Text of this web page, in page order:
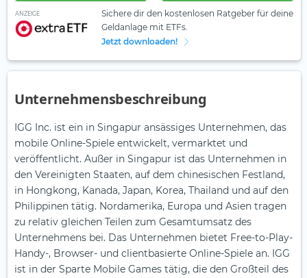
ANZEIGE
Sichere dir den kostenlosen Ratgeber für deine
Geldanlage mit ETFs.
Jetzt downloaden!
Unternehmensbeschreibung
IGG Inc. ist ein in Singapur ansässiges Unternehmen, das
mobile Online-Spiele entwickelt, vermarktet und
veröffentlicht. Außer in Singapur ist das Unternehmen in
den Vereinigten Staaten, auf dem chinesischen Festland,
in Hongkong, Kanada, Japan, Korea, Thailand und auf den
Philippinen tätig. Nordamerika, Europa und Asien tragen
zu relativ gleichen Teilen zum Gesamtumsatz des
Unternehmens bei. Das Unternehmen bietet Free-to-Play-
Handy-, Browser- und clientbasierte Online-Spiele an. IGG
ist in der Sparte Mobile Games tätig, die den Großteil des